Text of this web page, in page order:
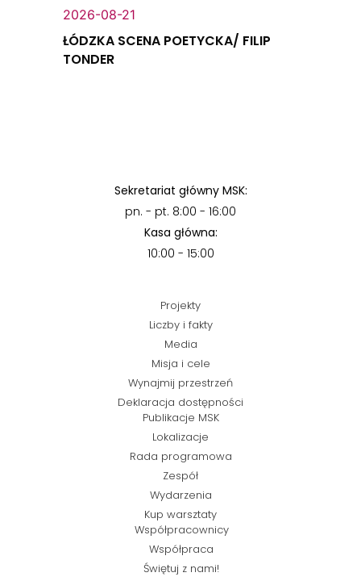
2026-08-21
ŁÓDZKA SCENA POETYCKA/ FILIP
TONDER
Sekretariat główny MSK:
pn. - pt. 8:00 - 16:00
Kasa główna:
10:00 - 15:00
Projekty
Liczby i fakty
Media
Misja i cele
Wynajmij przestrzeń
Deklaracja dostępności
Publikacje MSK
Lokalizacje
Rada programowa
Zespół
Wydarzenia
Kup warsztaty
Współpracownicy
Współpraca
Świętuj z nami!